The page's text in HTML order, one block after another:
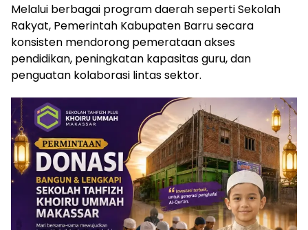
Melalui berbagai program daerah seperti Sekolah
Rakyat, Pemerintah Kabupaten Barru secara
konsisten mendorong pemerataan akses
pendidikan, peningkatan kapasitas guru, dan
penguatan kolaborasi lintas sektor.